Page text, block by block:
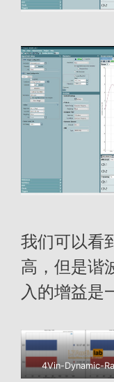
我们可以看
高，但是谐
入的增益是
4Vin-Dynamic-